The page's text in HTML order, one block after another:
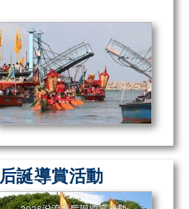
誕導賞活動